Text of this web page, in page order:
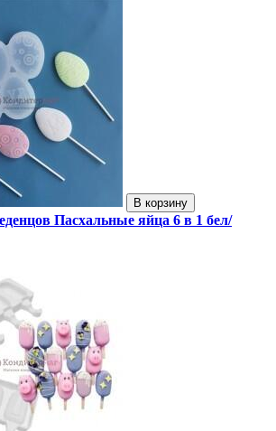
В корзину
Пасхальные яйца 6 в 1 бел/